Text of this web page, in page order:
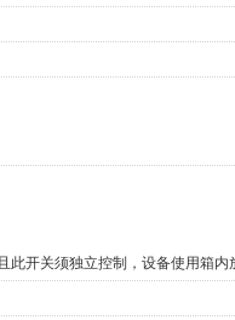
开关须独立控制，设备使用箱